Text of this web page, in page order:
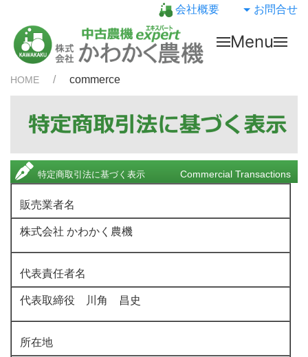
会社概要 お問合せ
Menu
HOME commerce
特定商取引法に基づく表示 Commercial Transactions
販売業者名
株式会社 かわかく農機
代表責任者名
代表取締役 川角 昌史
所在地